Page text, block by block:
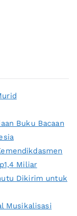
Buku Bacaan
Miliar
Dikirim untuk
Musikalisasi